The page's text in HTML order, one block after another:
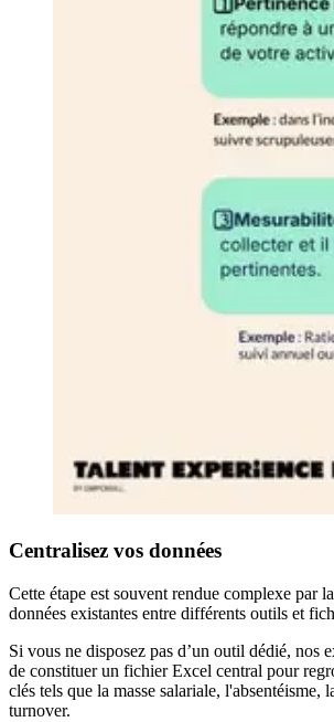
Centralisez vos données
Cette étape est souvent rendue complexe par
données existantes entre différents outils et
Si vous ne disposez pas d’un outil dédié, nos
de constituer un fichier Excel central pour
clés tels que la masse salariale, l'absentéisme,
turnover.